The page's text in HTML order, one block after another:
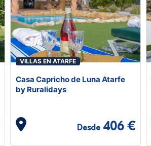
VILLAS EN ATARFE
Casa Capricho de Luna Atarfe
by Ruralidays
Desde 406 €